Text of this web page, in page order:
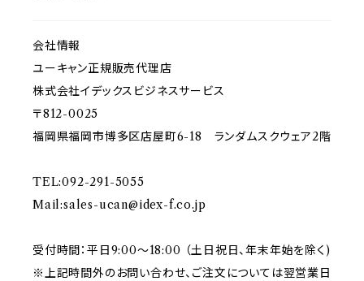
会社情報
ユーキャン正規販売代理店
株式会社イデックスビジネスサービス
〒812-0025
福岡県福岡市博多区店屋町6-18 ランダムスクウェア2階
TEL:092-291-5055
Mail:sales-ucan@idex-f.co.jp
受付時間：平日9:00～18:00 （土日祝日、年末年始を除く)
※上記時間外のお問い合わせ、ご注文については翌営業日